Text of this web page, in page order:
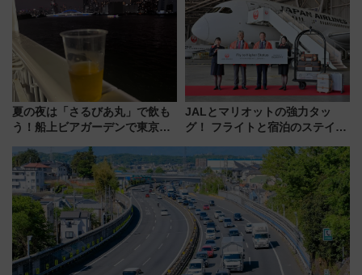
ススメ
地のふらっと立ち食いそば』
7/27夜10時～放送
夏の夜は「さるびあ丸」で飲も
う！船上ビアガーデンで東京湾
杯……工場直送生ビールや島グ
ルメが美味い
JALとマリオットの強力タッ
グ！ フライトと宿泊のステイタ
上級会員資格を効率よく獲得す
る方法を解説